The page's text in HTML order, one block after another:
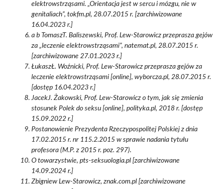
elektrowstrząsami. „Orientacja jest w sercu i mózgu, nie w
genitaliach”, tokfm.pl, 28.07.2015 r. [zarchiwizowane
16.04.2023 r.]
a b TomaszT. Baliszewski, Prof. Lew-Starowicz przeprasza gejów
za „leczenie elektrowstrząsami”, natemat.pl, 28.07.2015 r.
[zarchiwizowane 27.01.2023 r.]
ŁukaszŁ. Woźnicki, Prof. Lew-Starowicz przeprasza gejów za
leczenie elektrowstrząsami [online], wyborcza.pl, 28.07.2015 r.
[dostęp 16.04.2023 r.]
JacekJ. Żakowski, Prof. Lew-Starowicz o tym, jak się zmienia
stosunek Polek do seksu [online], polityka.pl, 2018 r. [dostęp
15.09.2022 r.]
Postanowienie Prezydenta Rzeczypospolitej Polskiej z dnia
17.02.2015 r. nr 115.2.2015 w sprawie nadania tytułu
profesora (M.P. z 2015 r. poz. 297).
O towarzystwie, pts-seksuologia.pl [zarchiwizowane
14.09.2024 r.]
Zbigniew Lew-Starowicz, znak.com.pl [zarchiwizowane